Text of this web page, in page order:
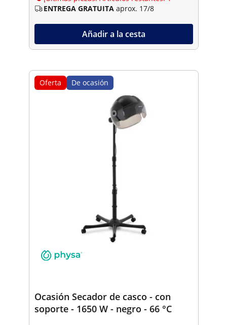
ENTREGA GRATUITA aprox. 17/8
Añadir a la cesta
Oferta De ocasión
Ocasión Secador de casco - con
soporte - 1650 W - negro - 66 °C